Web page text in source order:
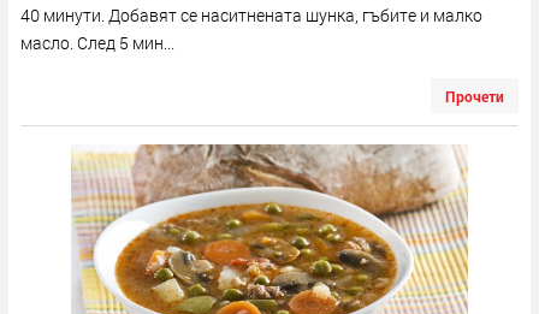
40 минути. Добавят се наситнената шунка, гъбите и малко
масло. След 5 мин...
Прочети